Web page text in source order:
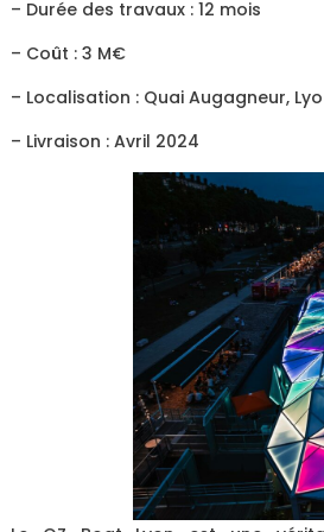
– Durée des travaux : 12 mois
– Coût : 3 M€
– Localisation : Quai Augagneur,
– Livraison : Avril 2024